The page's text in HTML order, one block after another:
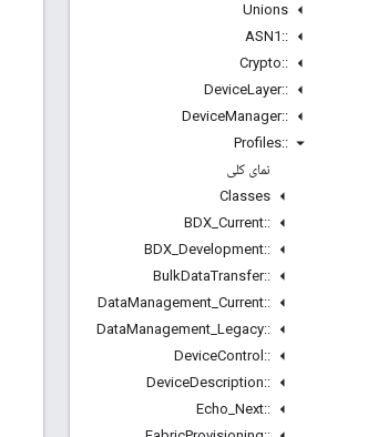
Unions
::
ASN1
::
Crypto
::
DeviceLayer
::
DeviceManager
::
Profiles
نمای کلی
Classes
::
BDX Current
::
BDX Development
::
BulkDataTransfer
::
DataManagement Current
::
DataManagement Legacy
::
DeviceControl
::
DeviceDescription
::
Echo Next